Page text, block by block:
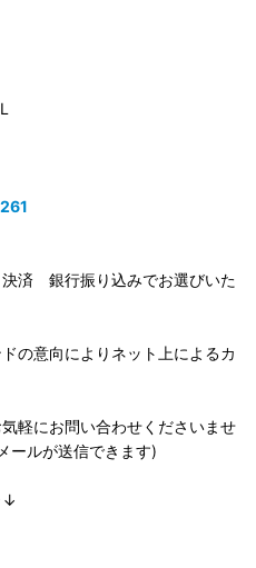
済 銀行振り込みでお選びいた
の意向によりネット上によるカ
軽にお問い合わせくださいませ
ルが送信できます)
↓